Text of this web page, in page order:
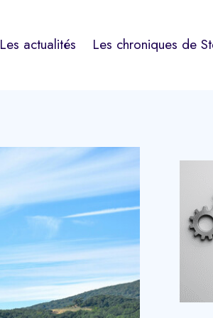
Les actualités Les chroniques de